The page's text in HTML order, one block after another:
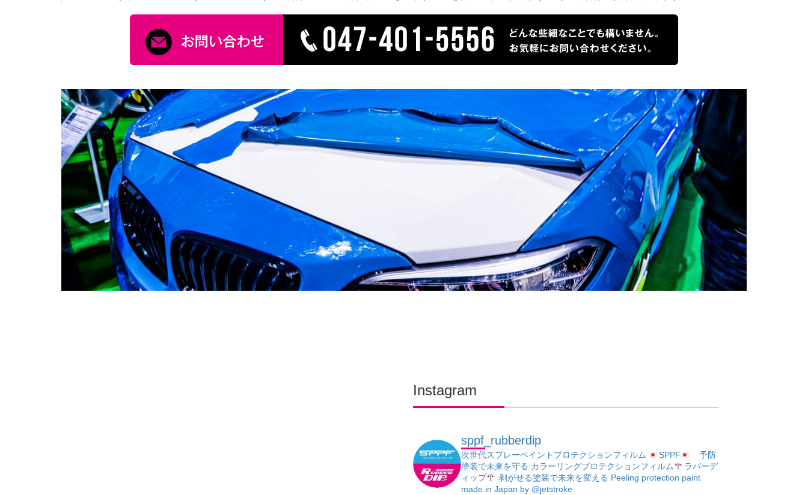
Instagram
sppf_rubberdip
次世代スプレーペイントプロテクションフィルム SPPF
予防
塗装で未来を守る カラーリングプロテクションフィルム
ラバーデ
ィップ
剥がせる塗装で未来を変える Peeling protection paint
made in Japan by @jetstroke